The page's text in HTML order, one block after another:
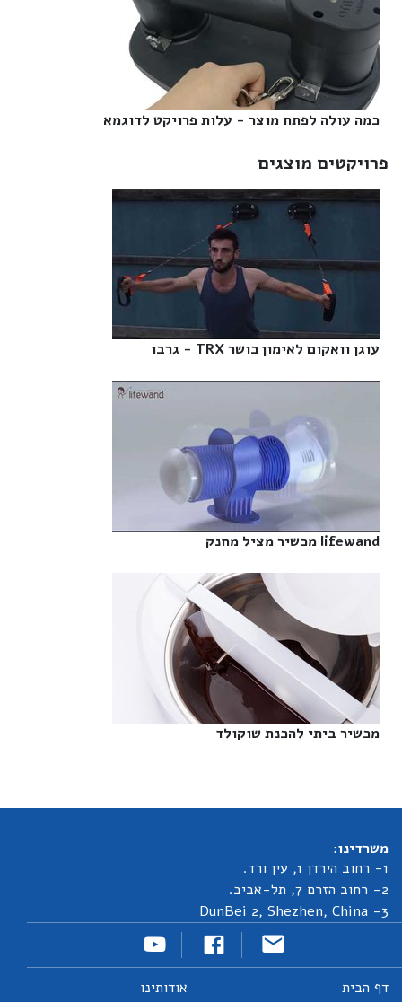
כמה עולה לפתח מוצר - עלות פרויקט לדוגמא‎
פרויקטים מוצגים
עוגן וואקום לאימון כושר TRX - גרבו‎
lifewand מכשיר מציל מחנק‎
מכשיר ביתי להכנת שוקולד‎
משרדינו:
1- רחוב הירדן 1, עין ורד.
2- רחוב הזרם 7, תל-אביב.
3- DunBei 2, Shezhen, China
דף הבית
אודותינו